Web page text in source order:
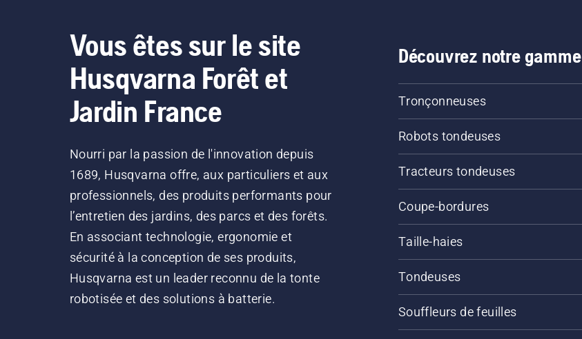
Vous êtes sur le site
Husqvarna Forêt et
Jardin France
Nourri par la passion de l'innovation depuis
1689, Husqvarna offre, aux particuliers et aux
professionnels, des produits performants pour
l’entretien des jardins, des parcs et des forêts.
En associant technologie, ergonomie et
sécurité à la conception de ses produits,
Husqvarna est un leader reconnu de la tonte
robotisée et des solutions à batterie.
Découvrez notre gamme
Tronçonneuses
Robots tondeuses
Tracteurs tondeuses
Coupe-bordures
Taille-haies
Tondeuses
Souffleurs de feuilles